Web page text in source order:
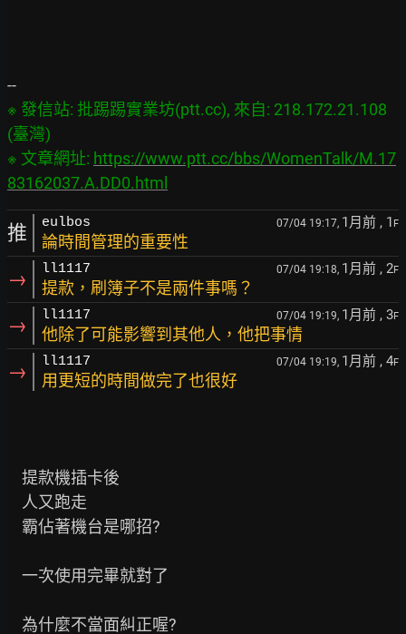
※ 發信站: 批踢踢實業坊(ptt.cc), 來自: 218.172.21.108
(臺灣)
※ 文章網址: https://www.ptt.cc/bbs/WomenTalk/M.17
83162037.A.DD0.html
推 eulbos 07/04 19:17, 1月前 , 1 F
論時間管理的重要性
→ ll1117 07/04 19:18, 1月前 , 2F
提款，刷簿子不是兩件事嗎？
→ ll1117 07/04 19:19, 1月前 , 3F
他除了可能影響到其他人，他把事情
→ ll1117 07/04 19:19, 1月前 , 4F
用更短的時間做完了也很好